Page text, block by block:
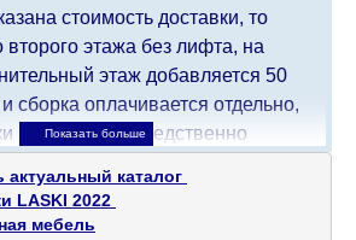
стоимость доставки, то
второго этажа без лифта, на
этаж добавляется 50
сборка оплачивается отдельно,
мебели непосредственно
которые находятся далеко
такие как: все, что дальше от
актуальный каталог
LASKI 2022
мебель